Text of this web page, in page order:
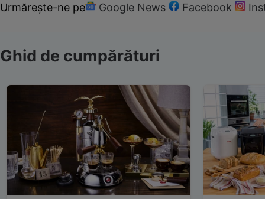
Urmărește-ne pe Google News Facebook
Ghid de cumpărături